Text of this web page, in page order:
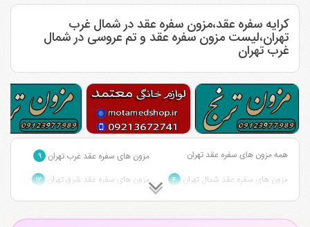
کرایه سفره عقد،مزون سفره عقد در شمال غرب
تهران،لیست مزون سفره عقد و تم عروسی در شمال
غرب تهران
همه مزون های سفره عقد تهران مزون های سفره عقد غرب تهران ۹
مزون های سفره عقد شمال تهران ۴ مزون های سفره عقد شرق تهران ۱۲
مزون های سفره عقد مرکز تهران ۳ مزون های سفره عقد جنوب تهران ۲